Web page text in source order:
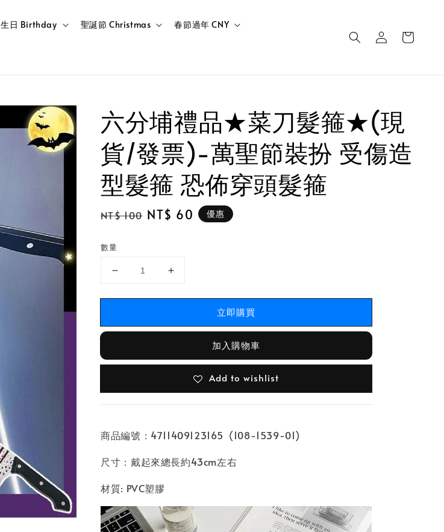
生日 Birthday 聖誕節 Christmas 春節過年 CNY
六分埔禮品★菜刀髮箍★(現
貨/發票)-萬聖節裝扮 受傷造
型髮箍 恐佈穿頭髮箍
Regular
NT$ 100 Sale
NT$ 60 優惠
數量
立即購買
加入購物車
Add to wishlist
商品編號：4711409123165 (108-1539-01)
尺寸：戴起來總長約43cm左右
材質: PVC塑膠